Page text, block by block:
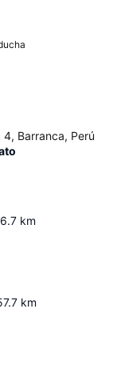
Barranca, Perú
6.7 km
km